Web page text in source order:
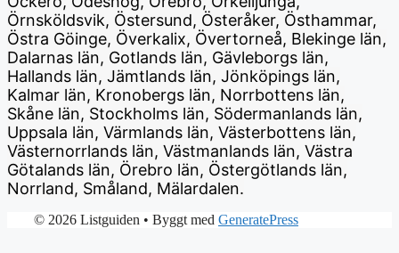
Örnsköldsvik, Östersund, Österåker, Östhammar,
Östra Göinge, Överkalix, Övertorneå, Blekinge län,
Dalarnas län, Gotlands län, Gävleborgs län,
Hallands län, Jämtlands län, Jönköpings län,
Kalmar län, Kronobergs län, Norrbottens län,
Skåne län, Stockholms län, Södermanlands län,
Uppsala län, Värmlands län, Västerbottens län,
Västernorrlands län, Västmanlands län, Västra
Götalands län, Örebro län, Östergötlands län,
Norrland, Småland, Mälardalen.
© 2026 Listguiden • Byggt med GeneratePress